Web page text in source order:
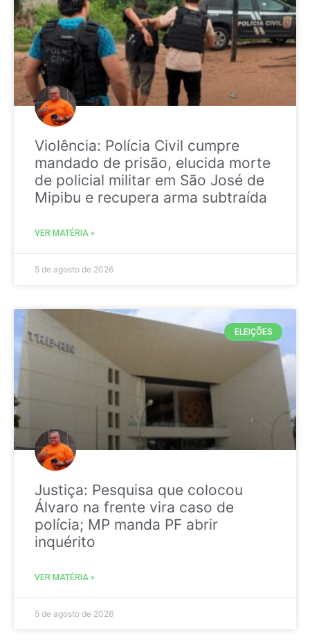
Violência: Polícia Civil cumpre
mandado de prisão, elucida morte
de policial militar em São José de
Mipibu e recupera arma subtraída
VER MATÉRIA »
5 de agosto de 2026
ELEIÇÕES
Justiça: Pesquisa que colocou
Álvaro na frente vira caso de
polícia; MP manda PF abrir
inquérito
VER MATÉRIA »
5 de agosto de 2026